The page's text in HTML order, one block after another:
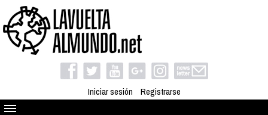
Iniciar sesión Registrarse